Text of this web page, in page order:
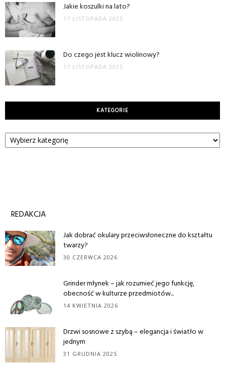
Jakie koszulki na lato?
17 LISTOPADA 2025
Do czego jest klucz wiolinowy?
17 LISTOPADA 2025
KATEGORIE
Kategorie
REDAKCJA
Jak dobrać okulary przeciwsłoneczne do kształtu
twarzy?
30 CZERWCA 2026
Grinder młynek – jak rozumieć jego funkcję,
obecność w kulturze przedmiotów...
14 KWIETNIA 2026
Drzwi sosnowe z szybą – elegancja i światło w
jednym
31 GRUDNIA 2025